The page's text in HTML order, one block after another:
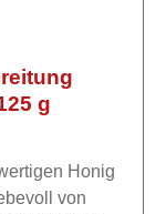
g
Honig
von